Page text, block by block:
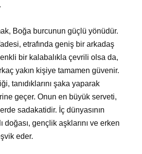
Boğa burcunun güçlü yönüdür.
etrafında geniş bir arkadaş
bir kalabalıkla çevrili olsa da,
yakın kişiye tamamen güvenir.
tanıdıklarını şaka yaparak
geçer. Onun en büyük serveti,
sadakatidir. İç dünyasının
doğası, gençlik aşklarını ve erken
eder.